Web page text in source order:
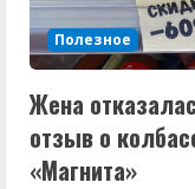
Полезное
Жена
отзыв о
«Магнита»